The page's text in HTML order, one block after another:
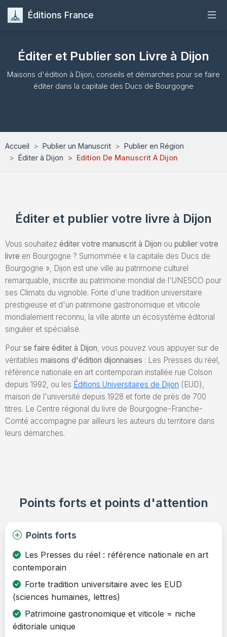
Éditions France
Publier
Formation
Envoyez un Manuscrit
Éditer et Publier son Livre à Dijon
Maisons d'édition à Dijon, conseils et démarches pour se faire
éditer dans la capitale des Ducs de Bourgogne
Accueil Publier un Manuscrit
Publier en Région
Éditer à Dijon
Edition De Manuscrit A Dijon
Éditer et publier votre livre à Dijon
Vous souhaitez éditer votre manuscrit à Dijon ou publier votre
livre en Bourgogne ? Surnommée « la capitale des Ducs de
Bourgogne », Dijon est une ville au patrimoine culturel
remarquable, inscrite au patrimoine mondial de l'UNESCO pour
ses Climats du vignoble. Forte d'une tradition universitaire
prestigieuse et d'un patrimoine gastronomique et viticole
mondialement reconnu, la ville abrite un écosystème éditorial
singulier et spécialisé.
Pour se faire éditer à Dijon, vous pouvez vous appuyer sur de
véritables maisons d'édition dijonnaises : Les Presses du réel,
référence nationale en art contemporain installée rue Colson
depuis 1992, ou les Éditions Universitaires de Dijon (EUD),
maison de l'université depuis 1928 et forte de près de 700
titres. Le Centre régional du livre de Bourgogne-Franche-
Comté accompagne par ailleurs les auteurs du territoire dans
leurs démarches.
Points forts et points d'attention
Points forts
Les Presses du réel : référence nationale en art
contemporain
Forte tradition universitaire avec les EUD
(sciences humaines, lettres)
Patrimoine gastronomique et viticole = niche
éditoriale unique